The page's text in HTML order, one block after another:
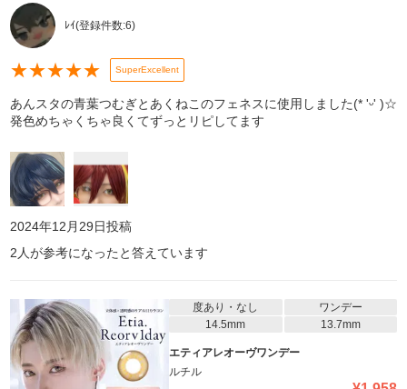
ﾚｲ(登録件数:6)
★★★★★ SuperExcellent
あんスタの青葉つむぎとあくねこのフェネスに使用しました(* 'ᵕ' )☆
発色めちゃくちゃ良くてずっとリピしてます
2024年12月29日投稿
2 人が参考になったと答えています
度あり・なし
ワンデー
14.5mm
13.7mm
エティアレオーヴワンデー
ルチル